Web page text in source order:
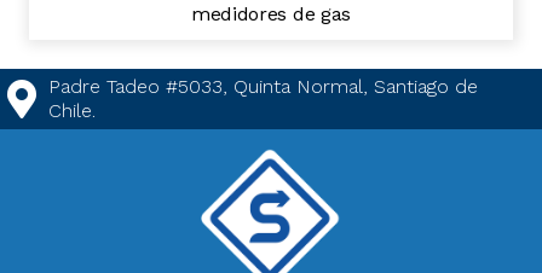
medidores de gas
Padre Tadeo #5033, Quinta Normal, Santiago de
Chile.